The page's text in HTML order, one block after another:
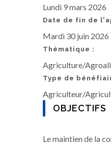
Lundi 9 mars 2026
Date de fin de
Mardi 30 juin 2026
Thématique :
Agriculture/
Type de
Agriculteur/
OBJECTIFS
Le maintien de la